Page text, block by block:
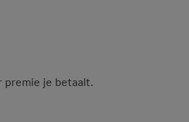
je betaalt.